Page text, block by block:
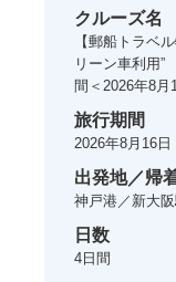
クルーズ名
【郵船トラベ
リーン車利用
間＜2026年8月
旅行期間
2026年8月16日
出発地／帰
神戸港／新大
日数
4 日間